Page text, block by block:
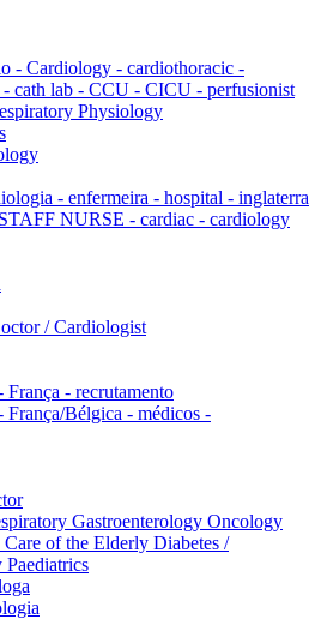
- Cardiology - cardiothoracic -
- cath lab - CCU - CICU - perfusionist
Physiology
- enfermeira - hospital - inglaterra
NURSE - cardiac - cardiology
/ Cardiologist
França - recrutamento
França/Bélgica - médicos -
Gastroenterology Oncology
of the Elderly Diabetes /